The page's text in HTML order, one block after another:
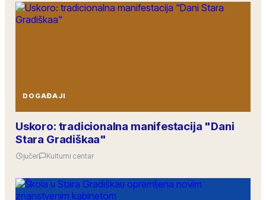
DOGAĐAJI
Uskoro: tradicionalna manifestacija "Dani
Stara Gradiškaa"
jučer Kulturni centar